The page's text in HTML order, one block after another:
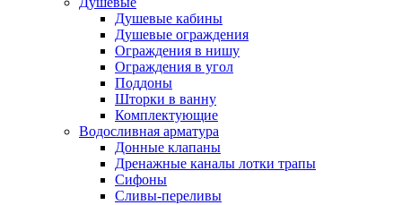
Душевые кабины
Душевые ограждения
Ограждения в нишу
Ограждения в угол
Поддоны
Шторки в ванну
Комплектующие
Водосливная арматура
Донные клапаны
Дренажные каналы лотки трапы
Сифоны
Сливы-переливы